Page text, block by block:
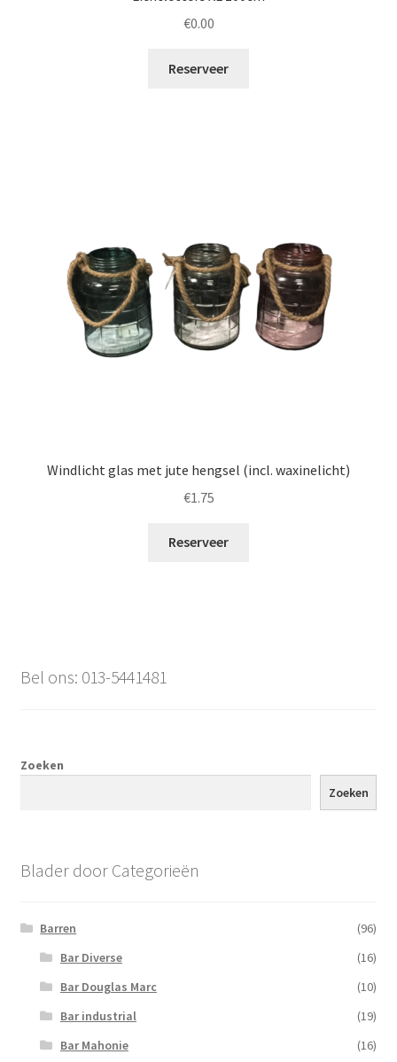
€0.00
Reserveer
Windlicht glas met jute hengsel (incl. waxinelicht)
€1.75
Reserveer
Bel ons: 013-5441481
Zoeken
Zoeken
Blader door Categorieën
Barren
(96)
Bar Diverse
(16)
Bar Douglas Marc
(10)
Bar industrial
(19)
Bar Mahonie
(16)